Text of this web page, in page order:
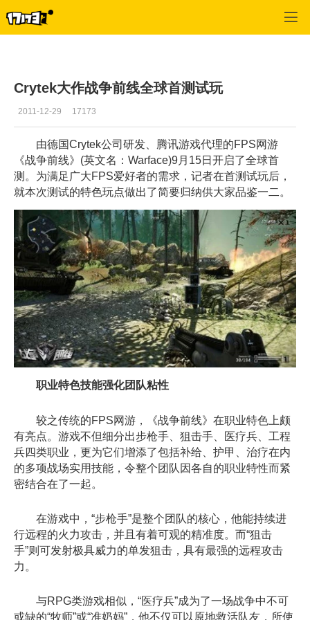
Crytek大作战争前线全球首测试玩
2011-12-29 17173
由德国Crytek公司研发、腾讯游戏代理的FPS网游
《战争前线》(英文名：Warface)9月15日开启了全球首
测。为满足广大FPS爱好者的需求，记者在首测试玩后，
就本次测试的特色玩点做出了简要归纳供大家品鉴一二。
职业特色技能强化团队粘性
较之传统的FPS网游，《战争前线》在职业特色上颇
有亮点。游戏不但细分出步枪手、狙击手、医疗兵、工程
兵四类职业，更为它们增添了包括补给、护甲、治疗在内
的多项战场实用技能，令整个团队因各自的职业特性而紧
密结合在了一起。
在游戏中，“步枪手”是整个团队的核心，他能持续进
行远程的火力攻击，并且有着可观的精准度。而“狙击
手”则可发射极具威力的单发狙击，具有最强的远程攻击
力。
与RPG类游戏相似，“医疗兵”成为了一场战争中不可
或缺的“牧师”或“准奶妈”，他不仅可以原地救活队友，所使